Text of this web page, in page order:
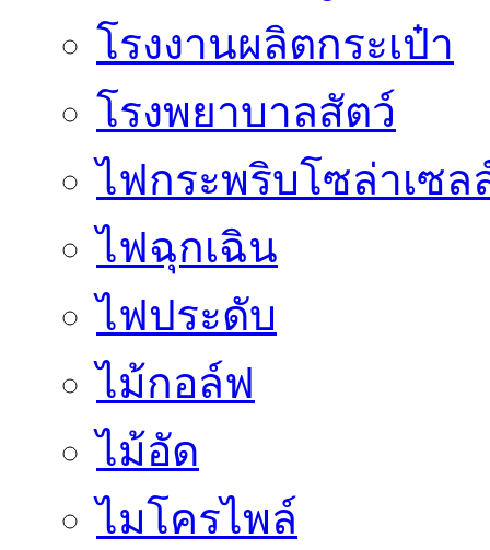
โรงงานผลิตกระเป๋า
โรงพยาบาลสัตว์
ไฟกระพริบโซล่าเซล
ไฟฉุกเฉิน
ไฟประดับ
ไม้กอล์ฟ
ไม้อัด
ไมโครไพล์